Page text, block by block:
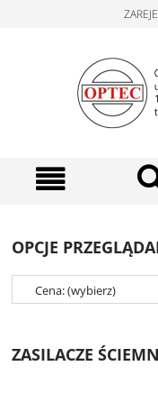
OPCJE
Cena: (wybierz)
ZASILACZE